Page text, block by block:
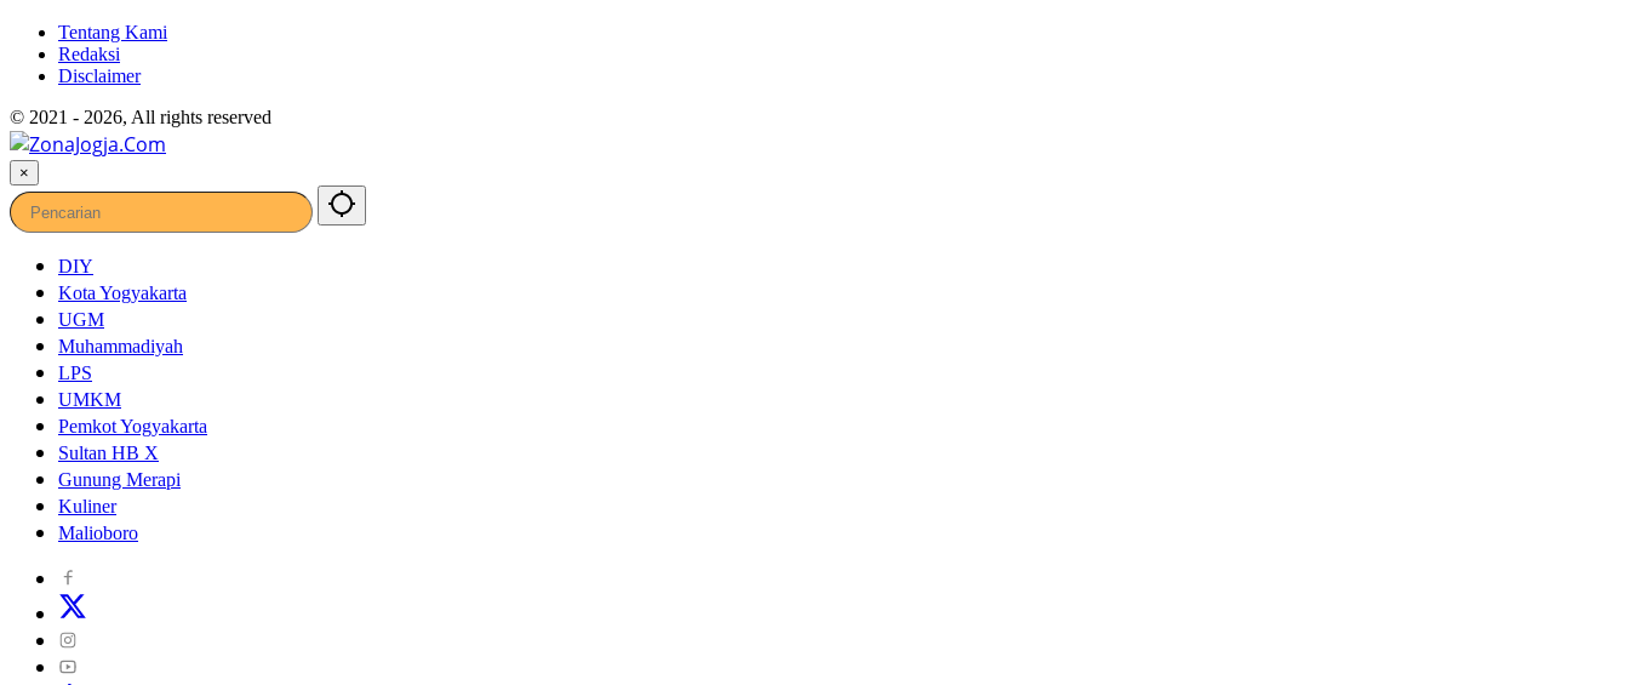
Tentang Kami
Redaksi
Disclaimer
© 2021 - 2026, All rights reserved
×
DIY
Kota Yogyakarta
UGM
Muhammadiyah
LPS
UMKM
Pemkot Yogyakarta
Sultan HB X
Gunung Merapi
Kuliner
Malioboro